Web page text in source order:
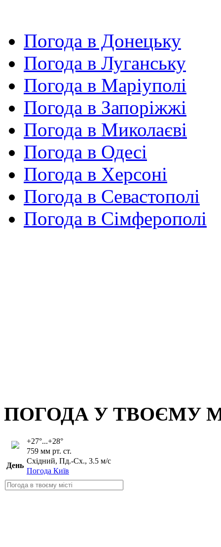
Погода в Донецьку
Погода в Луганську
Погода в Маріуполі
Погода в Запоріжжі
Погода в Миколаєві
Погода в Одесі
Погода в Херсоні
Погода в Севастополі
Погода в Сімферополі
ПОГОДА У ТВОЄМУ
+27°...+28°
759 мм рт. ст.
Східний, Пд.-Сх., 3.5 м/с
Погода Київ
День